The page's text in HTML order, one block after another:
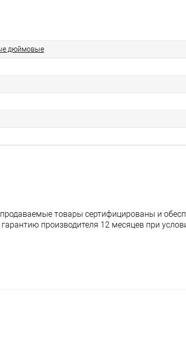
дюймовые
товары сертифицированы и
производителя 12 месяцев при